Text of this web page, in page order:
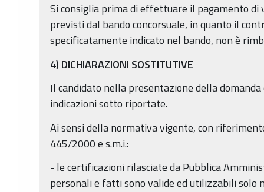
Si consiglia prima di effettuare il pagamento di
previsti dal bando concorsuale, in quanto il
specificatamente indicato nel bando, non è
4) DICHIARAZIONI SOSTITUTIVE
Il candidato nella presentazione della
indicazioni sotto riportate.
Ai sensi della normativa vigente, con
445/2000 e s.m.i.:
- le certificazioni rilasciate da Pubblica
personali e fatti sono valide ed utilizzabili